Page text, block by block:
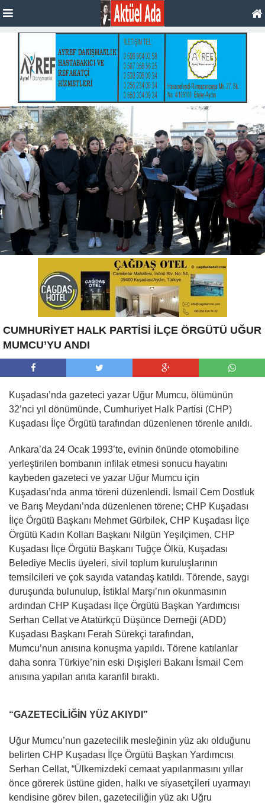
CUMHURİYET HALK PARTİSİ İLÇE ÖRGÜTÜ UĞUR
MUMCU’YU ANDI
Kuşadası’nda gazeteci yazar Uğur Mumcu, ölümünün
32’nci yıl dönümünde, Cumhuriyet Halk Partisi (CHP)
Kuşadası İlçe Örgütü tarafından düzenlenen törenle anıldı.
Ankara’da 24 Ocak 1993’te, evinin önünde otomobiline
yerleştirilen bombanın infilak etmesi sonucu hayatını
kaybeden gazeteci ve yazar Uğur Mumcu için
Kuşadası’nda anma töreni düzenlendi. İsmail Cem Dostluk
ve Barış Meydanı’nda düzenlenen törene; CHP Kuşadası
İlçe Örgütü Başkanı Mehmet Gürbilek, CHP Kuşadası İlçe
Örgütü Kadın Kolları Başkanı Nilgün Yeşilçimen, CHP
Kuşadası İlçe Örgütü Başkanı Tuğçe Ölkü, Kuşadası
Belediye Meclis üyeleri, sivil toplum kuruluşlarının
temsilcileri ve çok sayıda vatandaş katıldı. Törende, saygı
duruşunda bulunulup, İstiklal Marşı’nın okunmasının
ardından CHP Kuşadası İlçe Örgütü Başkan Yardımcısı
Serhan Cellat ve Atatürkçü Düşünce Derneği (ADD)
Kuşadası Başkanı Ferah Sürekçi tarafından,
Mumcu’nun anısına konuşma yapıldı. Törene katılanlar
daha sonra Türkiye’nin eski Dışişleri Bakanı İsmail Cem
anısına yapılan anıta karanfil bıraktı.
“GAZETECİLİĞİN YÜZ AKIYDI”
Uğur Mumcu’nun gazetecilik mesleğinin yüz akı olduğunu
belirten CHP Kuşadası İlçe Örgütü Başkan Yardımcısı
Serhan Cellat, “Ülkemizdeki cemaat yapılanmasını yıllar
önce görerek üstüne giden, halkı ve siyasetçileri uyarmayı
kendisine görev bilen, gazeteciliğin yüz akı Uğru